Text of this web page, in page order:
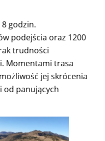
godzin.
podejścia oraz 1200
trudności
Momentami trasa
jej skrócenia
od panujących